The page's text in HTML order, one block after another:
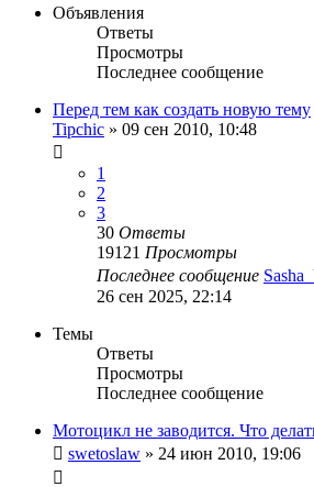
Объявления
Ответы
Просмотры
Последнее сообщение
Перед тем как создать новую тему
Tipchic » 09 сен 2010, 10:48
1
2
3
30 Ответы
19121 Просмотры
Последнее сообщение
26 сен 2025, 22:14
Темы
Ответы
Просмотры
Последнее сообщение
Мотоцикл не заводится. Что
swetoslaw » 24 июн 2010, 19:06